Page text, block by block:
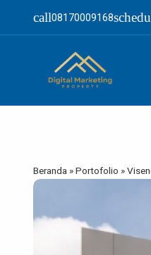
call08170009168
Beranda »Portofolio »